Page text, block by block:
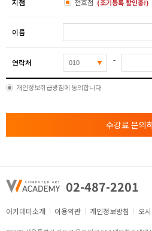
지점 천호점 (조기등록 할인중!)
이름
연락처 -
개인정보취급방침에 동의합니다
수강료 문의
02-487-2201
아카데미소개 이용약관 개인정보방침 오